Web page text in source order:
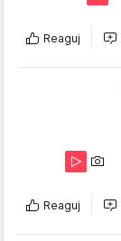
Reaguj
Reaguj